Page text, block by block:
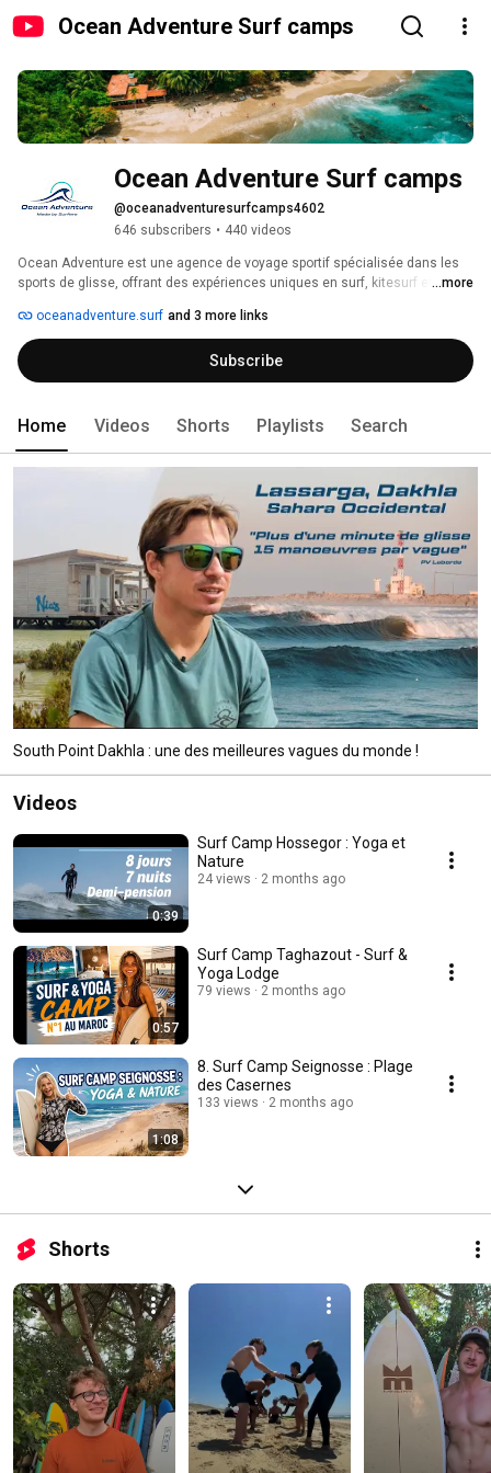
Ocean Adventure Surf camps
Ocean Adventure Surf camps
@oceanadventuresurfcamps4602
646 subscribers • 440 videos
Ocean Adventure est une agence de voyage sportif spécialisée dans les
sports de glisse, offrant des expériences uniques en surf, kitesurf et
séjours dans diverses destinations abordables, incluant la France, les
Canaries, le Portugal, et le Maroc. Leur promesse est de transformer les
voyageurs en véritables surfeurs grâce à un réseau de professionnels
passionnés. Les séjours sont enrichis par des activités complémentaires
l'équilibre, le dépassement personnel, et l'authenticité, en privilégiant
...more
oceanadventure.surf and 3 more links
Subscribe
Home Videos Shorts Playlists Search
South Point Dakhla : une des meilleures vagues du monde !
Videos
0:39
Surf Camp Hossegor : Yoga et
Nature
24 views 2 months ago
0:57
Surf Camp Taghazout - Surf &
Yoga Lodge
79 views 2 months ago
1:08
8. Surf Camp Seignosse : Plage
des Casernes
133 views 2 months ago
Shorts